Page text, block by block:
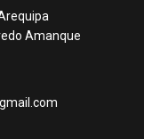
Amanque